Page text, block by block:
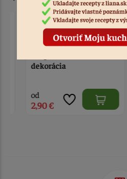
Veľkonočné zajace,
dekorácia
2,90 €